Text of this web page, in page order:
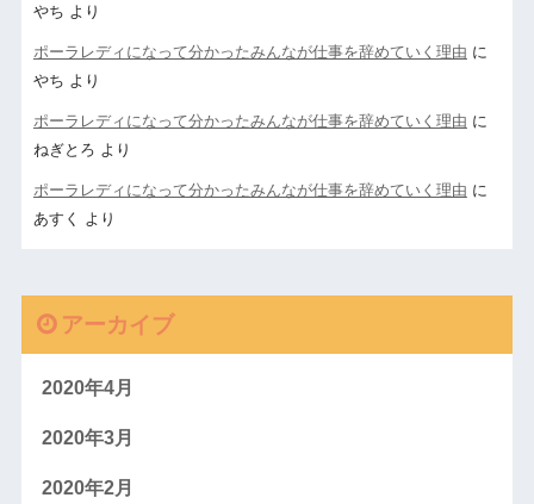
やち より
ポーラレディになって分かったみんなが仕事を辞めていく理由 に
やち より
ポーラレディになって分かったみんなが仕事を辞めていく理由 に
ねぎとろ より
ポーラレディになって分かったみんなが仕事を辞めていく理由 に
あすく
より
アーカイブ
2020年4月
2020年3月
2020年2月